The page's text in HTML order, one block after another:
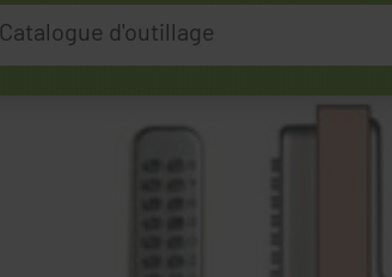
Catalogue d'outillage